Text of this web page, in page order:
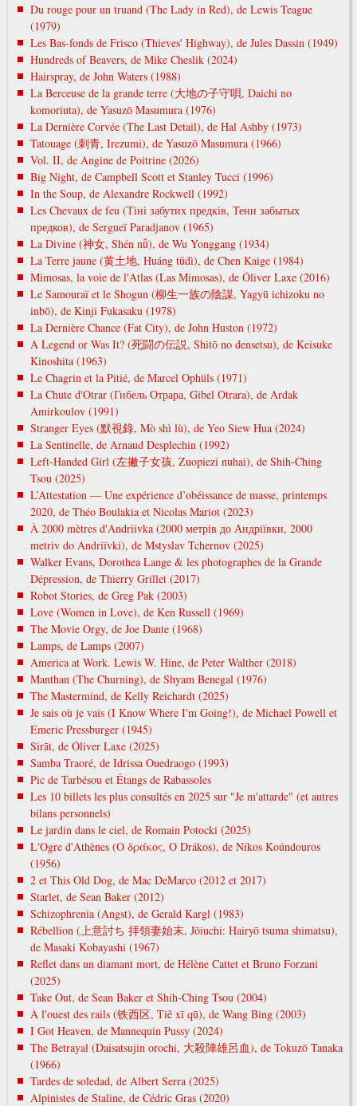
Du rouge pour un truand (The Lady in Red), de Lewis Teague
(1979)
Les Bas-fonds de Frisco (Thieves' Highway), de Jules Dassin (1949)
Hundreds of Beavers, de Mike Cheslik (2024)
Hairspray, de John Waters (1988)
La Berceuse de la grande terre (大地の子守唄, Daichi no
komoriuta), de Yasuzō Masumura (1976)
La Dernière Corvée (The Last Detail), de Hal Ashby (1973)
Tatouage (刺青, Irezumi), de Yasuzō Masumura (1966)
Vol. II, de Angine de Poitrine (2026)
Big Night, de Campbell Scott et Stanley Tucci (1996)
In the Soup, de Alexandre Rockwell (1992)
Les Chevaux de feu (Тіні забутих предків, Тени забытых
предков), de Sergueï Paradjanov (1965)
La Divine (神女, Shén nǚ), de Wu Yonggang (1934)
La Terre jaune (黄土地, Huáng tǔdì), de Chen Kaige (1984)
Mimosas, la voie de l'Atlas (Las Mimosas), de Óliver Laxe (2016)
Le Samouraï et le Shogun (柳生一族の陰謀, Yagyū ichizoku no
inbō), de Kinji Fukasaku (1978)
La Dernière Chance (Fat City), de John Huston (1972)
A Legend or Was It? (死闘の伝説, Shitō no densetsu), de Keisuke
Kinoshita (1963)
Le Chagrin et la Pitié, de Marcel Ophüls (1971)
La Chute d'Otrar (Гибель Отрара, Gibel Otrara), de Ardak
Amirkoulov (1991)
Stranger Eyes (默視錄, Mò shì lù), de Yeo Siew Hua (2024)
La Sentinelle, de Arnaud Desplechin (1992)
Left-Handed Girl (左撇子女孩, Zuopiezi nuhai), de Shih-Ching
Tsou (2025)
L’Attestation — Une expérience d’obéissance de masse, printemps
2020, de Théo Boulakia et Nicolas Mariot (2023)
À 2000 mètres d'Andriivka (2000 метрів до Андріївки, 2000
metrіv do Andrіїvki), de Mstyslav Tchernov (2025)
Walker Evans, Dorothea Lange & les photographes de la Grande
Dépression, de Thierry Grillet (2017)
Robot Stories, de Greg Pak (2003)
Love (Women in Love), de Ken Russell (1969)
The Movie Orgy, de Joe Dante (1968)
Lamps, de Lamps (2007)
America at Work. Lewis W. Hine, de Peter Walther (2018)
Manthan (The Churning), de Shyam Benegal (1976)
The Mastermind, de Kelly Reichardt (2025)
Je sais où je vais (I Know Where I'm Going!), de Michael Powell et
Emeric Pressburger (1945)
Sirāt, de Óliver Laxe (2025)
Samba Traoré, de Idrissa Ouedraogo (1993)
Pic de Tarbésou et Étangs de Rabassoles
Les 10 billets les plus consultés en 2025 sur "Je m'attarde" (et autres
bilans personnels)
Le jardin dans le ciel, de Romain Potocki (2025)
L'Ogre d'Athènes (Ο δράκος, O Drákos), de Níkos Koúndouros
(1956)
2 et This Old Dog, de Mac DeMarco (2012 et 2017)
Starlet, de Sean Baker (2012)
Schizophrenia (Angst), de Gerald Kargl (1983)
Rébellion (上意討ち 拝領妻始末, Jōiuchi: Hairyō tsuma shimatsu),
de Masaki Kobayashi (1967)
Reflet dans un diamant mort, de Hélène Cattet et Bruno Forzani
(2025)
Take Out, de Sean Baker et Shih-Ching Tsou (2004)
À l'ouest des rails (铁西区, Tiě xī qū), de Wang Bing (2003)
I Got Heaven, de Mannequin Pussy (2024)
The Betrayal (Daisatsujin orochi, 大殺陣雄呂血), de Tokuzō Tanaka
(1966)
Tardes de soledad, de Albert Serra (2025)
Alpinistes de Staline, de Cédric Gras (2020)